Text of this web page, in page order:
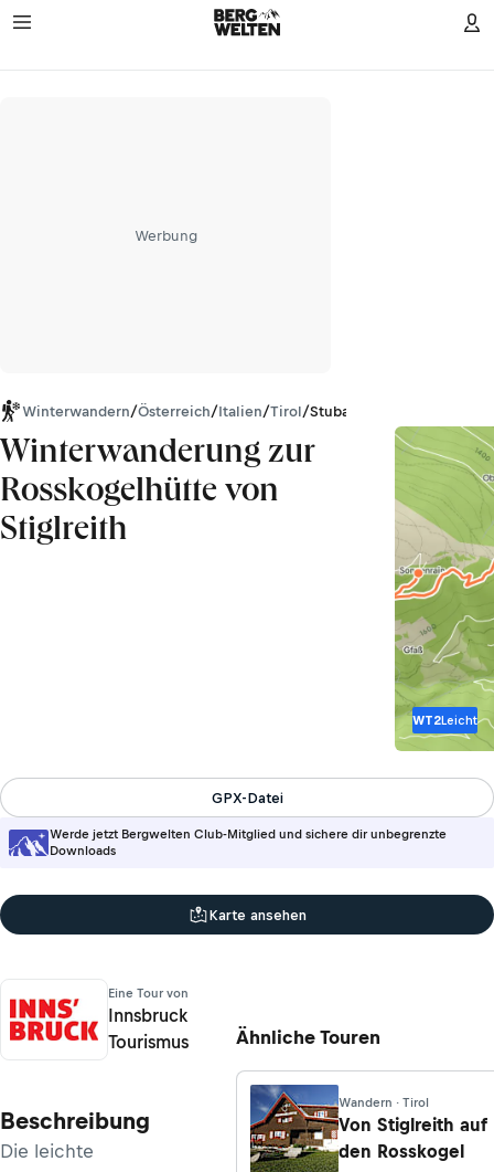
Werbung
Winterwandern/Österreich/Italien/Tirol/Stubaier Alpen
Winterwanderung zur
Rosskogelhütte von
Stiglreith
WT2Leicht
Werde jetzt Bergwelten Club-Mitglied und sichere dir unbegrenzte
Downloads
GPX-Datei
Karte ansehen
Eine Tour von
Innsbruck
Tourismus
Beschreibung
Die leichte
Ähnliche Touren
Wandern · Tirol
Von Stiglreith auf
den Rosskogel